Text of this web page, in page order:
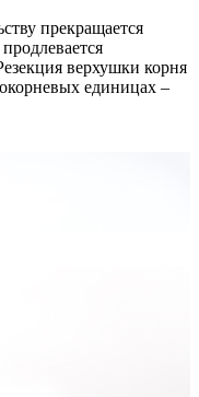
прекращается
верхушки корня
единицах –